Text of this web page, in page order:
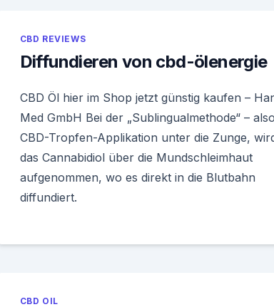
CBD REVIEWS
Diffundieren von cbd-ölenergie
CBD Öl hier im Shop jetzt günstig kaufen –
Med GmbH Bei der „Sublingualmethode“ –
CBD-Tropfen-Applikation unter die Zunge,
das Cannabidiol über die Mundschleimhaut
aufgenommen, wo es direkt in die Blutbahn
diffundiert.
CBD OIL